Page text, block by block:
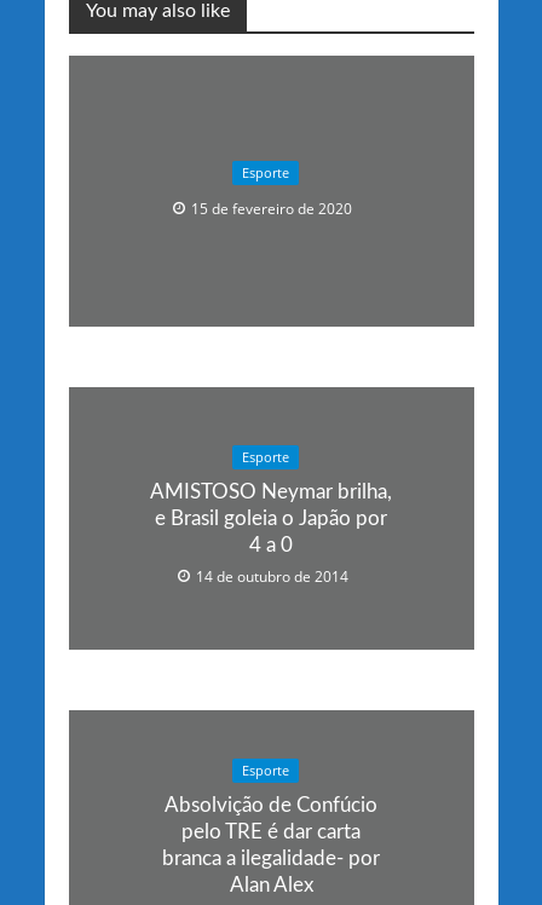
You may also like
Esporte
15 de fevereiro de 2020
Esporte
AMISTOSO Neymar brilha,
e Brasil goleia o Japão por
4 a 0
14 de outubro de 2014
Esporte
Absolvição de Confúcio
pelo TRE é dar carta
branca a ilegalidade- por
Alan Alex